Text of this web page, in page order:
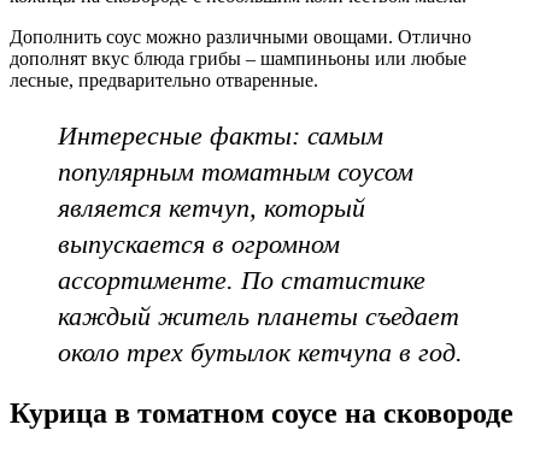
Дополнить соус можно различными овощами. Отлично
дополнят вкус блюда грибы – шампиньоны или любые
лесные, предварительно отваренные.
Интересные факты: самым
популярным томатным соусом
является кетчуп, который
выпускается в огромном
ассортименте. По статистике
каждый житель планеты съедает
около трех бутылок кетчупа в год.
Курица в томатном соусе на сковороде